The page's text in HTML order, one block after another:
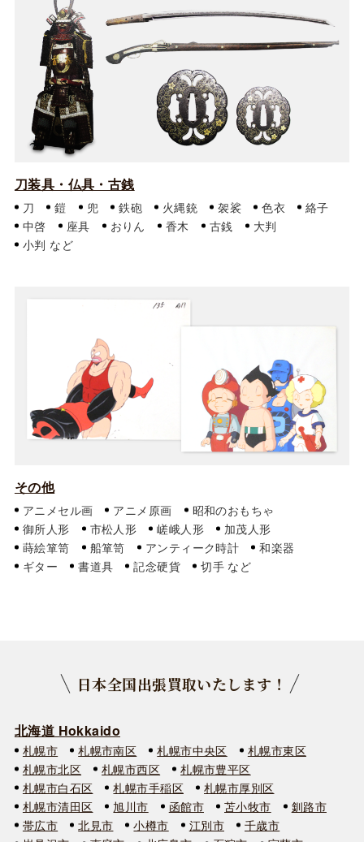
刀装具・仏具・古銭
刀 鎧 兜 鉄砲 火縄銃 袈裟 色衣
絡子
中啓
座具 おりん 香木 古銭
大判
小判
その他
アニメセル画 アニメ原画
昭和のおもちゃ
御所人形
市松人形 嵯峨人形
加茂人形
蒔絵箪笥
船箪笥 アンティーク時計
和楽器
ギター
書道具 記念硬貨 切手
日本全国出張買取いたします！
北海道 Hokkaido
札幌市 札幌市南区 札幌市中央区
札幌市東区
札幌市北区
札幌市西区
札幌市豊平区
札幌市白石区
札幌市手稲区
札幌市厚別区
札幌市清田区
旭川市 函館市 苫小牧市
釧路市
帯広市
北見市 小樽市 江別市
千歳市